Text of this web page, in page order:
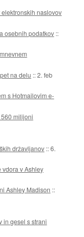
naslovov
osebnih podatkov ::
na delu ::2. feb
s Hotmailovim e-
milijoni
državljanov ::6.
v Ashley
Ashley Madison ::
in gesel s strani